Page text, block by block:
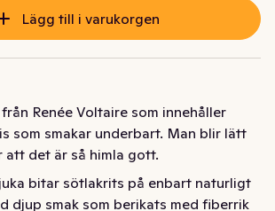
Lägg till i varukorgen
Renée Voltaire som innehåller
som smakar underbart. Man blir lätt
det är så himla gott.
bitar sötlakrits på enbart naturligt
djup smak som berikats med fiberrik